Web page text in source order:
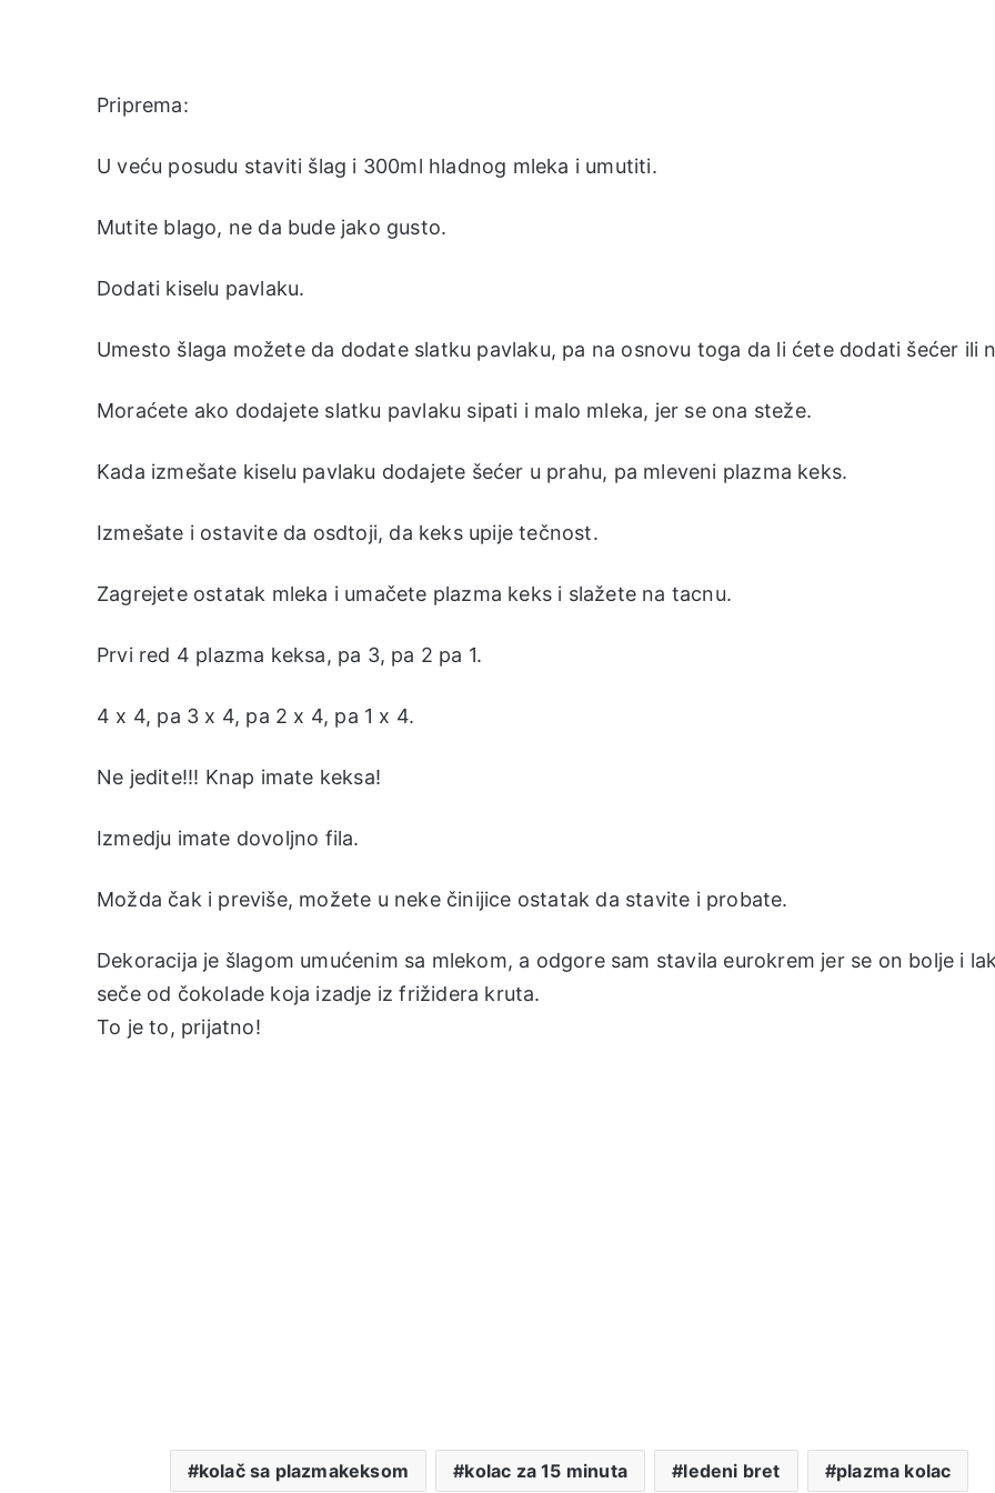
Priprema:
U veću posudu staviti šlag i 300ml hladnog mleka i umutiti.
Mutite blago, ne da bude jako gusto.
Dodati kiselu pavlaku.
Umesto šlaga možete da dodate slatku pavlaku, pa na osnovu toga da li ćete dodati šećer ili
Moraćete ako dodajete slatku pavlaku sipati i malo mleka, jer se ona steže.
Kada izmešate kiselu pavlaku dodajete šećer u prahu, pa mleveni plazma keks.
Izmešate i ostavite da osdtoji, da keks upije tečnost.
Zagrejete ostatak mleka i umačete plazma keks i slažete na tacnu.
Prvi red 4 plazma keksa, pa 3, pa 2 pa 1.
4 x 4, pa 3 x 4, pa 2 x 4, pa 1 x 4.
Ne jedite!!! Knap imate keksa!
Izmedju imate dovoljno fila.
Možda čak i previše, možete u neke činijice ostatak da stavite i probate.
Dekoracija je šlagom umućenim sa mlekom, a odgore sam stavila eurokrem jer se on bolje i
seče od čokolade koja izadje iz frižidera kruta.
To je to, prijatno!
kolač sa plazmakeksom kolac za 15 minuta ledeni bret plazma kolac